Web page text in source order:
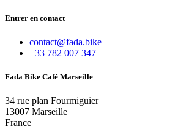
Entrer en contact
contact@fada.bike
+33 782 007 347
Fada Bike Café Marseille
34 rue plan Fourmiguier
13007 Marseille
France